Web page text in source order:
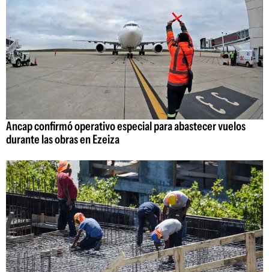
Ancap confirmó operativo especial para abastecer vuelos
durante las obras en Ezeiza